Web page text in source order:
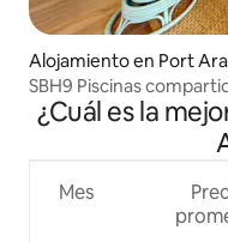
Alojamiento en Port
SBH9 Piscinas
¿Cuál es la
Mes